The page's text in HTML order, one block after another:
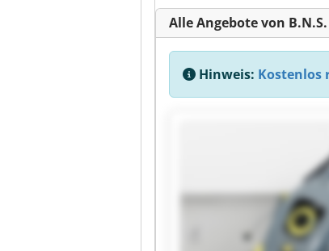
Alle Angebote von
Hinweis: Kostenlos